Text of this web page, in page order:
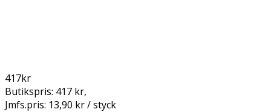
417kr
Butikspris: 417 kr,
Jmfs.pris: 13,90 kr / styck